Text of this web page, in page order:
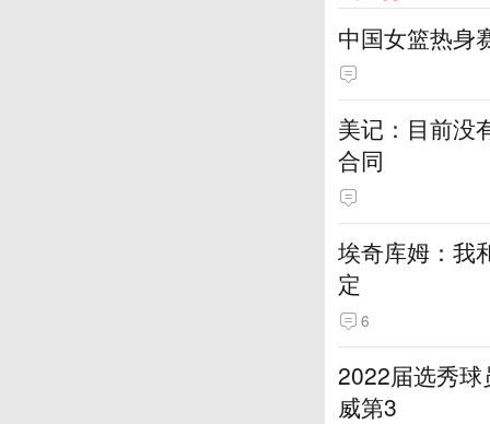
中国女篮热身
美记：目前没
合同
埃奇库姆：我
定
6
2022届选秀
威第3